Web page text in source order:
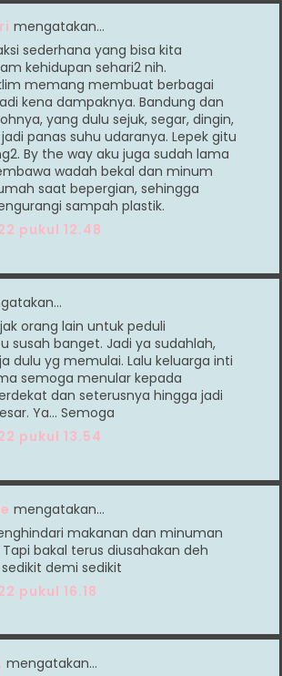
mengatakan…
sederhana yang bisa kita
kehidupan sehari2 nih.
memang membuat berbagai
kena dampaknya. Bandung dan
yang dulu sejuk, segar, dingin,
panas suhu udaranya. Lepek gitu
By the way aku juga sudah lama
wadah bekal dan minum
saat bepergian, sehingga
sampah plastik.
pukul 12.48
orang lain untuk peduli
susah banget. Jadi ya sudahlah,
dulu yg memulai. Lalu keluarga inti
semoga menular kepada
dan seterusnya hingga jadi
Ya... Semoga
pukul 13.54
mengatakan…
makanan dan minuman
bakal terus diusahakan deh
demi sedikit
pukul 16.18
mengatakan…